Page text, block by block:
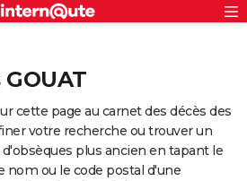
cette page au carnet des décès des
votre recherche ou trouver un
d'obsèques plus ancien en tapant le
nom ou le code postal d'une